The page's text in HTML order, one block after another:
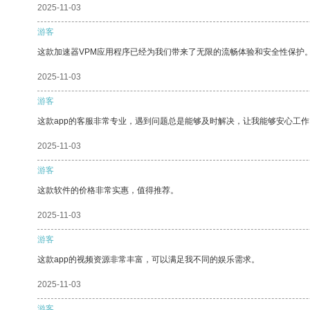
2025-11-03
游客
这款加速器VPM应用程序已经为我们带来了无限的流畅体验和安全性保护
2025-11-03
游客
这款app的客服非常专业，遇到问题总是能够及时解决，让我能够安心工
2025-11-03
游客
这款软件的价格非常实惠，值得推荐。
2025-11-03
游客
这款app的视频资源非常丰富，可以满足我不同的娱乐需求。
2025-11-03